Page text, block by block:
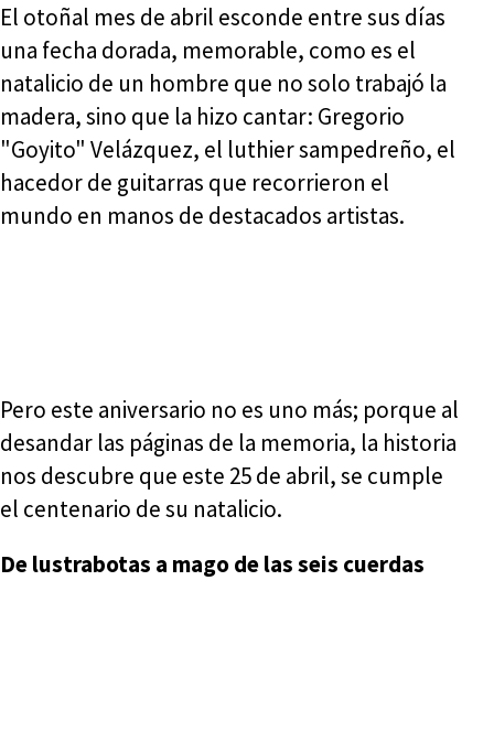
El otoñal mes de abril esconde entre sus días
una fecha dorada, memorable, como es el
natalicio de un hombre que no solo trabajó la
madera, sino que la hizo cantar: Gregorio
"Goyito" Velázquez, el luthier sampedreño, el
hacedor de guitarras que recorrieron el
mundo en manos de destacados artistas.
Pero este aniversario no es uno más; porque al
desandar las páginas de la memoria, la historia
nos descubre que este 25 de abril, se cumple
el centenario de su natalicio.
De lustrabotas a mago de las seis cuerdas